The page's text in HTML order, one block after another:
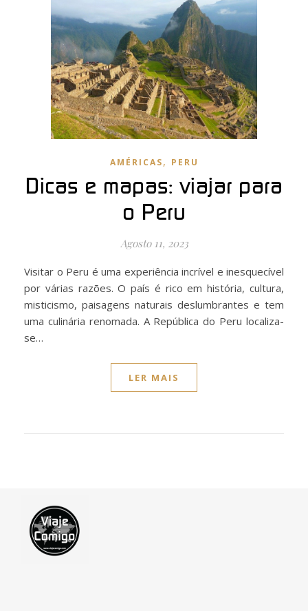
AMÉRICAS, PERU
Dicas e mapas: viajar para
o Peru
Agosto 11, 2023
Visitar o Peru é uma experiência incrível e inesquecível
por várias razões. O país é rico em história, cultura,
misticismo, paisagens naturais deslumbrantes e tem
uma culinária renomada. A República do Peru localiza-
se…
LER MAIS